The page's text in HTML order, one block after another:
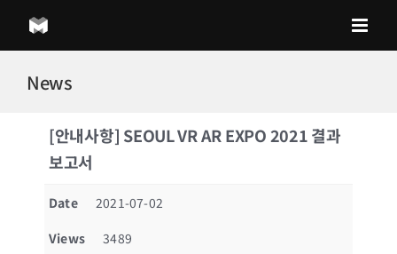
content
News
[안내사항] SEOUL VR AR EXPO 2021 결과
보고서
Date
2021-07-02
Views
3489